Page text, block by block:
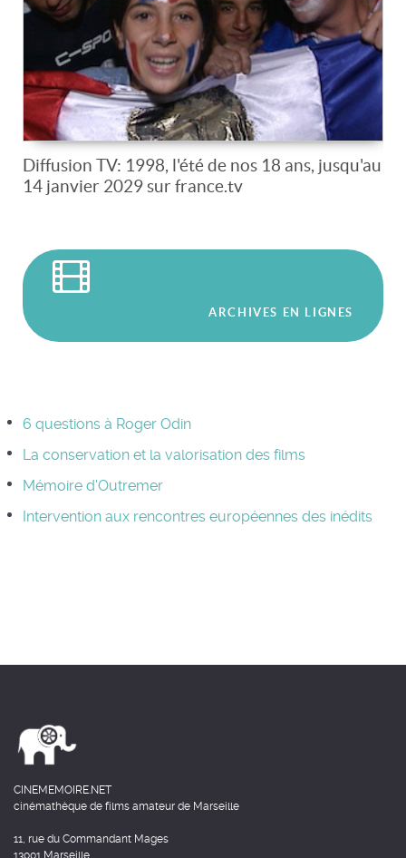
Diffusion TV: 1998, l'été de nos 18 ans, jusqu'au
14 janvier 2029 sur france.tv
ARCHIVES EN LIGNES
6 questions à Roger Odin
La conservation et la valorisation des films
Mémoire d'Outremer
Intervention aux rencontres européennes des inédits
CINEMEMOIRE.NET
cinémathèque de films amateur de Marseille
11, rue du Commandant Mages
13001 Marseille